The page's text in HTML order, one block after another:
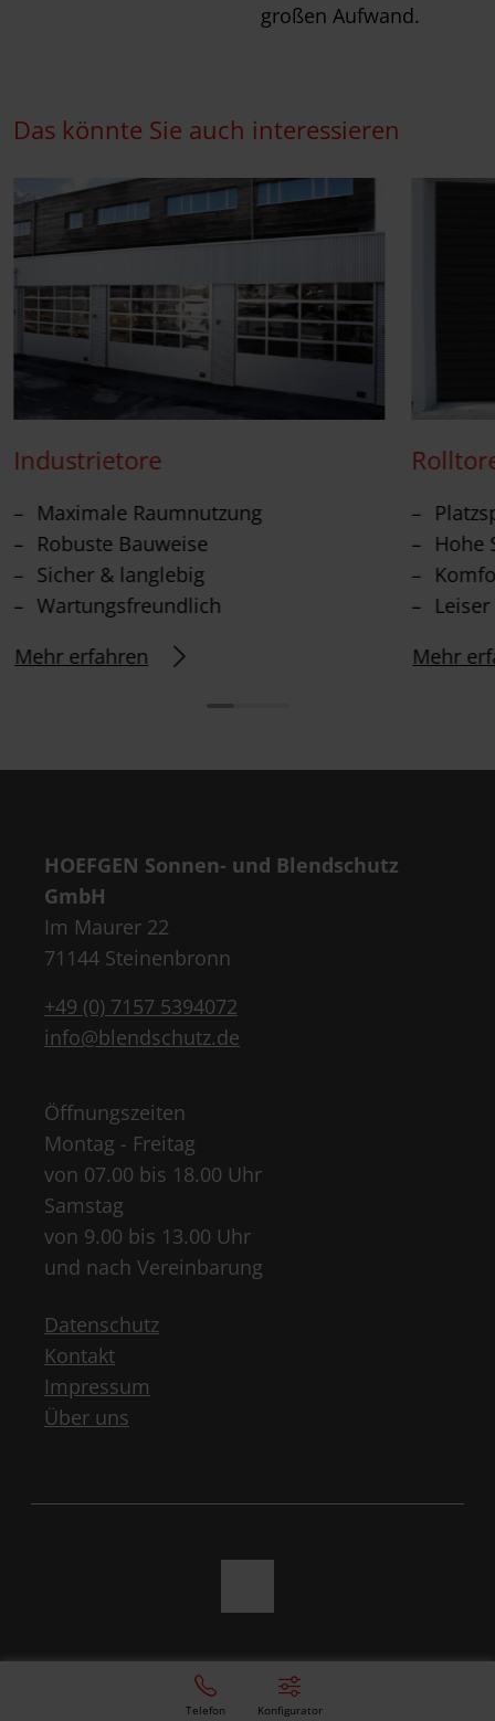
großen Aufwand.
Das könnte Sie auch interessieren
Industrietore
Maximale Raumnutzung
Robuste Bauweise
Sicher & langlebig
Wartungsfreundlich
Mehr erfahren
Hohe
Mehr
HOEFGEN Sonnen- und Blendschutz
GmbH
Im Maurer 22
71144 Steinenbronn
+49 (0) 7157 5394072
info@blendschutz.de
Öffnungszeiten
Montag - Freitag
von 07.00 bis 18.00 Uhr
Samstag
von 9.00 bis 13.00 Uhr
und nach Vereinbarung
Datenschutz
Kontakt
Impressum
Über uns
Telefon Konfigurator